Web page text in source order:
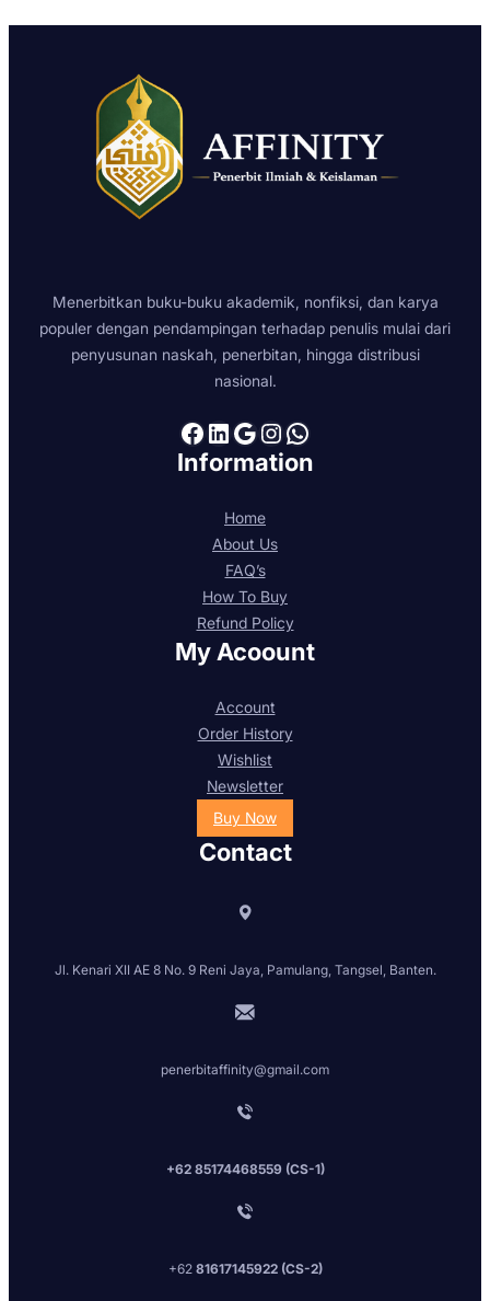
Menerbitkan buku-buku akademik, nonfiksi, dan karya
populer dengan pendampingan terhadap penulis mulai dari
penyusunan naskah, penerbitan, hingga distribusi
nasional.
Facebook LinkedIn Google Instagram WhatsApp
Information
Home
About Us
FAQ’s
How To Buy
Refund Policy
My Acoount
Account
Order History
Wishlist
Newsletter
Buy Now
Contact
Jl. Kenari XII AE 8 No. 9 Reni Jaya, Pamulang, Tangsel, Banten.
penerbitaffinity@gmail.com
+62 85174468559 (CS-1)
+62 81617145922 (CS-2)